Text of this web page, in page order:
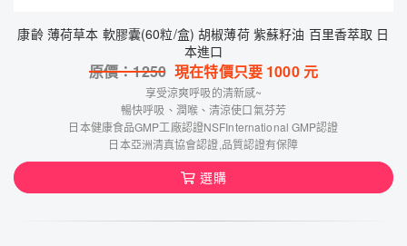
康齡 薄荷草本 軟膠囊(60粒/盒) 胡椒薄荷 紫蘇籽油 百里香萃取 日
本進口
原價：1250 現在特價只要 1000元
享受涼爽呼吸的清新感~
暢快呼吸、潤喉、清涼使口氣芬芳
日本健康食品GMP工廠認證NSFInternational GMP認證
日本亞洲清真協會認證,品質認證有保障
選購